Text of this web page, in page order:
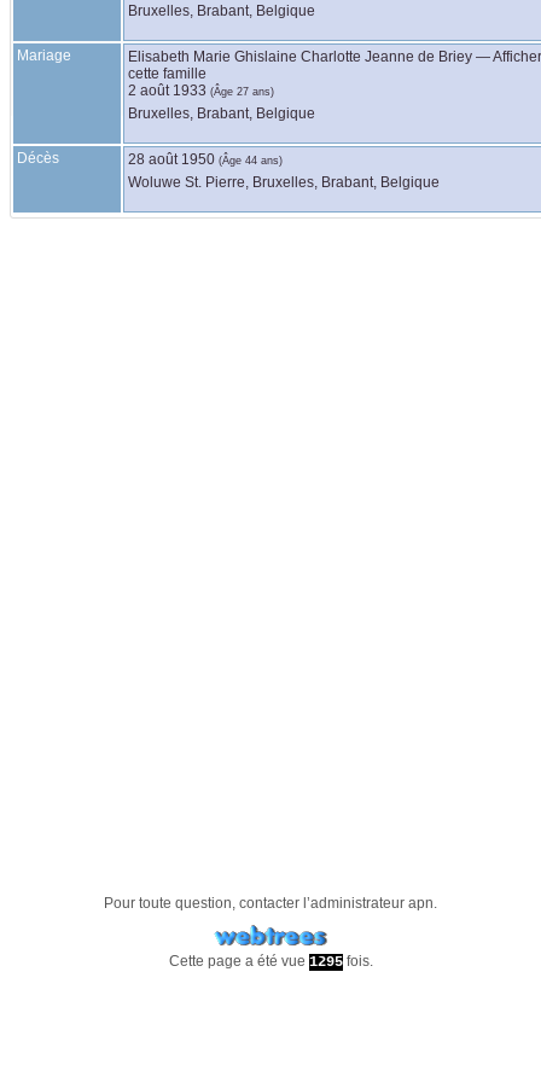
Bruxelles, Brabant, Belgique
Mariage Elisabeth Marie Ghislaine Charlotte Jeanne de Briey —Afficher
cette famille
2 août 1933 (Âge 27 ans)
Bruxelles, Brabant, Belgique
Décès 28 août 1950 (Âge 44 ans)
Woluwe St. Pierre, Bruxelles, Brabant, Belgique
Pour toute question, contacter l’administrateur apn.
Cette page a été vue 1295fois.